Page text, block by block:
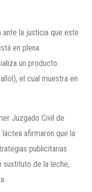
ante la justicia que este
en plena
un producto
el cual muestra en
Juzgado Civil de
afirmaron que la
publicitarias
de la leche,